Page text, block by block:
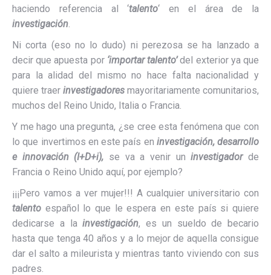
haciendo referencia al ‘talento‘ en el área de la
investigación.
Ni corta (eso no lo dudo) ni perezosa se ha lanzado a
decir que apuesta por ‘importar talento’del exterior ya que
para la alidad del mismo no hace falta nacionalidad y
quiere traer investigadores mayoritariamente comunitarios,
muchos del Reino Unido, Italia o Francia.
Y me hago una pregunta, ¿se cree esta fenómena que con
lo que invertimos en este país en investigación, desarrollo
e innovación (I+D+i), se va a venir un investigadorde
Francia o Reino Unido aquí, por ejemplo?
¡¡¡Pero vamos a ver mujer!!! A cualquier universitario con
talento español lo que le espera en este país si quiere
dedicarse a lainvestigación, es un sueldo de becario
hasta que tenga 40 años y a lo mejor de aquella consigue
dar el salto a mileurista y mientras tanto viviendo con sus
padres.